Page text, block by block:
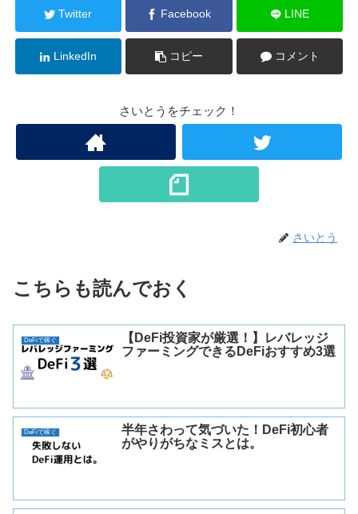
Twitter Facebook LINE
LinkedIn コピー コメント
さいとうをチェック！
さいとう
こちらも読んでおく
DeFiで稼ぐ
【DeFi投資家が厳選！】レバレッジ
ファーミングできるDeFiおすすめ3選
DeFiで稼ぐ
半年さわって気づいた！DeFi初心者
がやりがちなミスとは。